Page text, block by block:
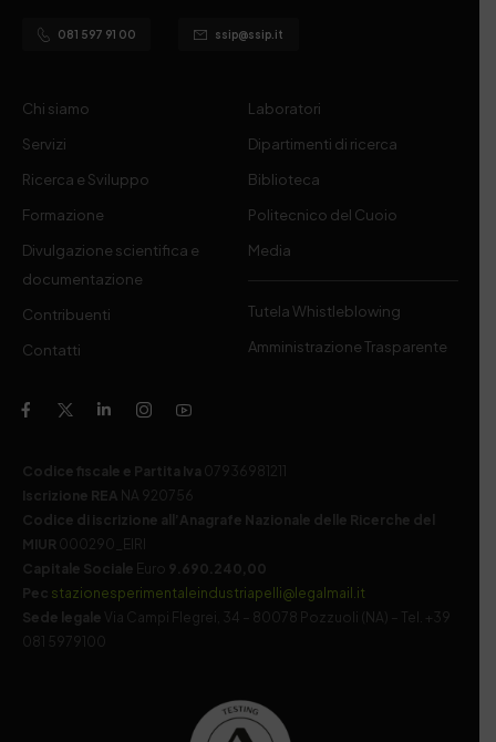
081 597 91 00 ssip@ssip.it
Chi siamo
Servizi
Ricerca e Sviluppo
Formazione
Divulgazione scientifica e
documentazione
Contribuenti
Contatti
Laboratori
Dipartimenti di ricerca
Biblioteca
Politecnico del Cuoio
Media
Tutela Whistleblowing
Amministrazione Trasparente
Codice fiscale e Partita Iva 07936981211
Iscrizione REA NA 920756
Codice di iscrizione all’Anagrafe Nazionale delle Ricerche del
MIUR 000290_EIRI
Capitale Sociale Euro 9.690.240,00
Pec stazionesperimentaleindustriapelli@legalmail.it
Sede legale
Via Campi Flegrei, 34 – 80078 Pozzuoli (NA) – Tel. +39
081 5979100